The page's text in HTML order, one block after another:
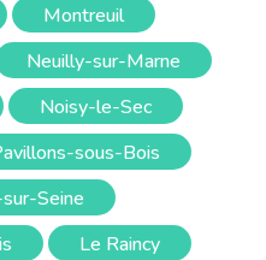
Montreuil
Neuilly-sur-Marne
Noisy-le-Sec
sous-Bois
Seine
Le Raincy